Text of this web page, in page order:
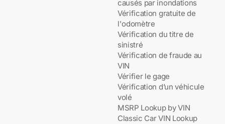
causés par inondations
Vérification gratuite de
l'odomètre
Vérification du titre de
sinistré
Vérification de fraude au
VIN
Vérifier le gage
Vérification d’un véhicule
volé
MSRP Lookup by VIN
Classic Car VIN Lookup